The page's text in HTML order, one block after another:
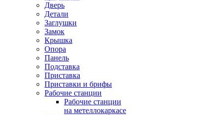
Дверь
Детали
Заглушки
Замок
Крышка
Опора
Панель
Подставка
Приставка
Приставки и брифы
Рабочие станции
Рабочие станции
на метеллокаркасе